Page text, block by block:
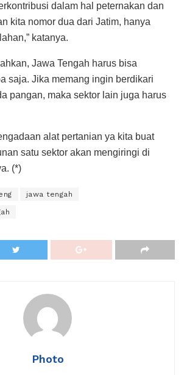
dalam hal peternakan dan
kita nomor dua dari Jatim, hanya
katanya.
Jawa Tengah harus bisa
saja. Jika memang ingin berdikari
pangan, maka sektor lain juga harus
alat pertanian ya kita buat
satu sektor akan mengiringi di
(*)
jawa tengah
Photo